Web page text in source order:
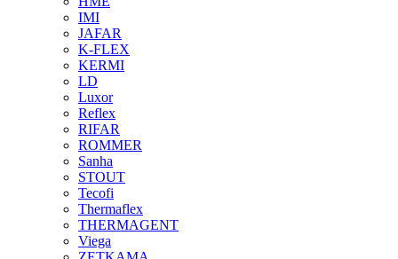
IMI
JAFAR
K-FLEX
KERMI
LD
Luxor
Reflex
RIFAR
ROMMER
Sanha
STOUT
Tecofi
Thermaflex
THERMAGENT
Viega